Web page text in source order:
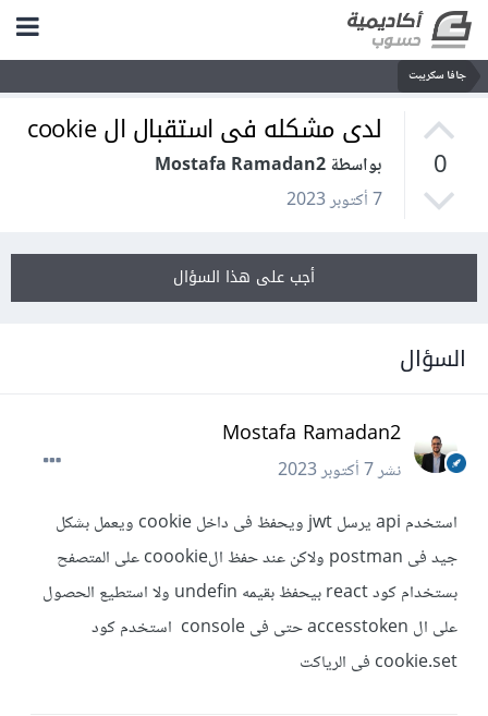
جافا سكريبت
0
لدى مشكله فى استقبال ال cookie
بواسطة Mostafa Ramadan2
7 أكتوبر 2023
أجب على هذا السؤال
السؤال
Mostafa Ramadan2
نشر7 أكتوبر 2023
استخدم api يرسل jwt ويحفظ فى داخل cookie ويعمل بشكل
جيد فى postman ولاكن عند حفظ الcoookie على المتصفح
بستخدام كود react بيحفظ بقيمه undefin ولا استطيع الحصول
على ال accesstoken حتى فى console استخدم كود
cookie.set فى الرياكت